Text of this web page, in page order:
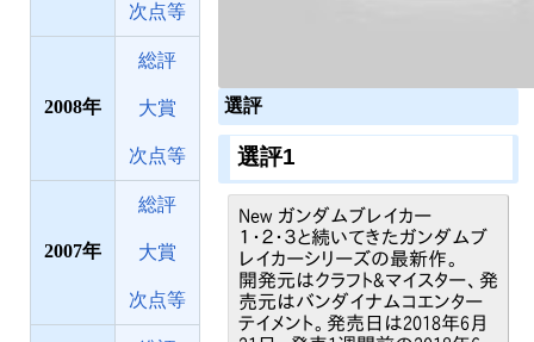
次点等
2008
総評
大賞
次点等
2007
総評
大賞
次点等
選評
選評1
New ガンダムブレイカー
１・２・３と続いてきたガンダムブ
レイカーシリーズの最新作。
開発元はクラフト&マイスター、発
売元はバンダイナムコエンター
テイメント。発売日は2018年6月